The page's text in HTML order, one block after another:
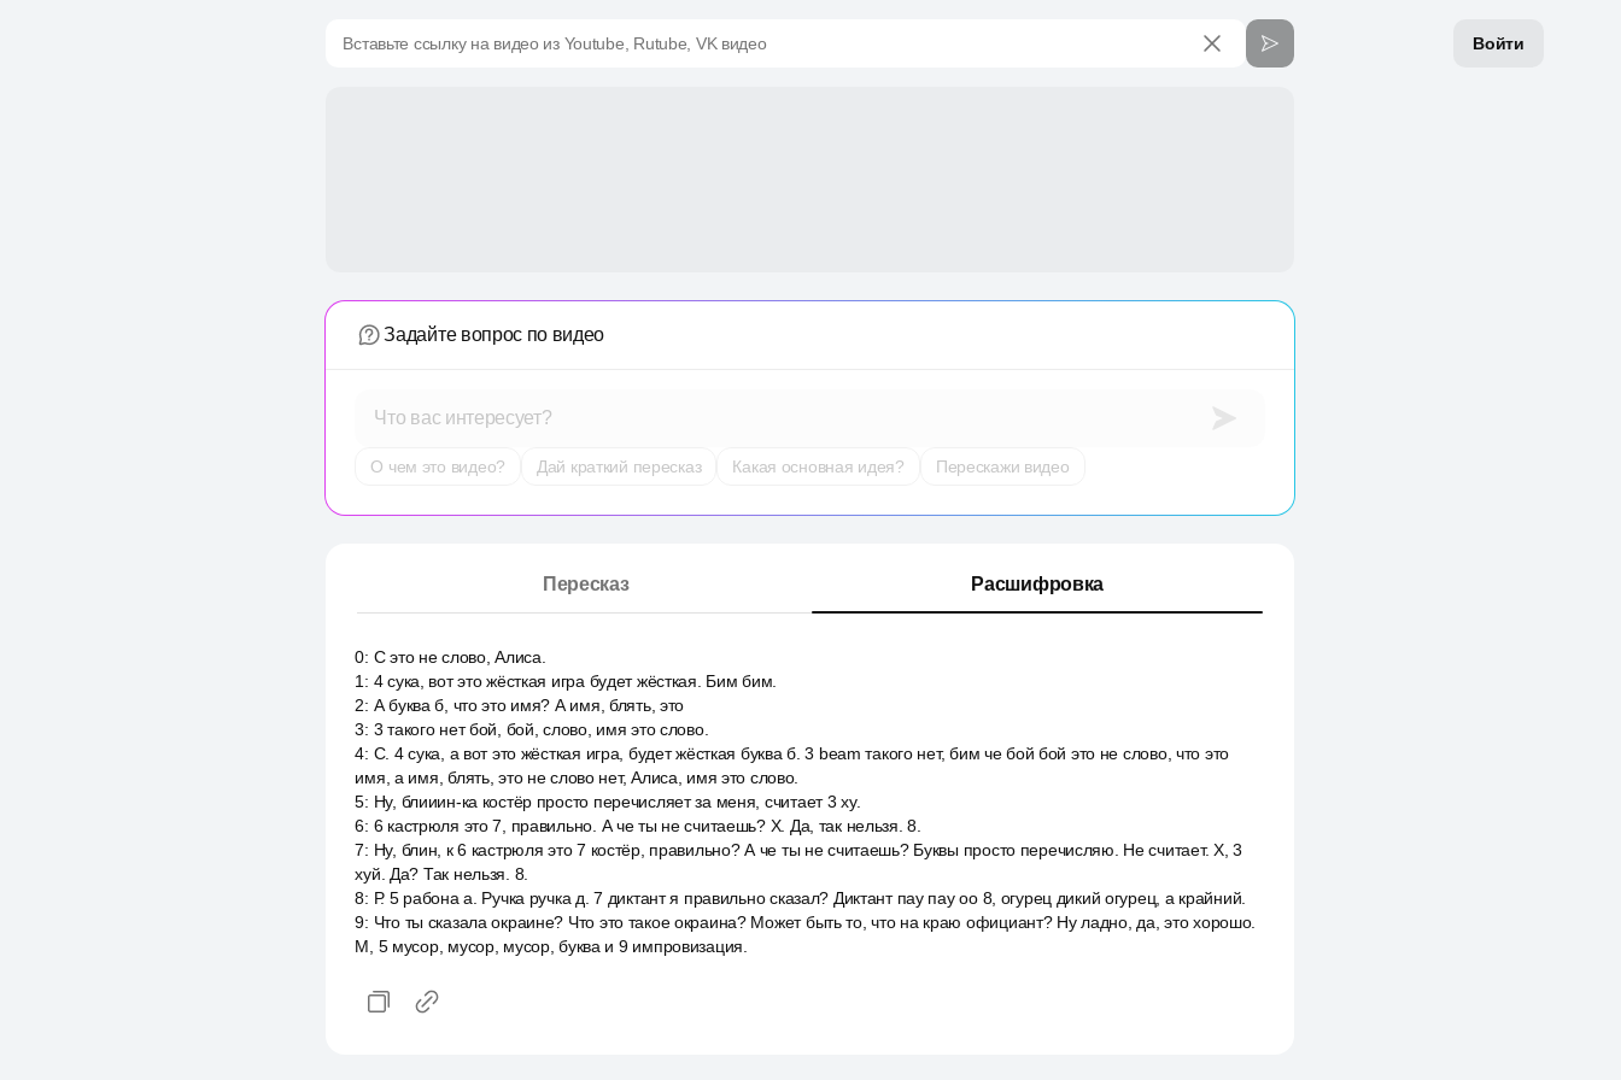
Войти
Вставьте ссылку на видео из Youtube, Rutube, VK видео
Задайте вопрос по видео
Что вас интересует?
О чем это видео? Дай краткий пересказ Какая основная идея? Перескажи видео
Пересказ Расшифровка
0: С это не слово, Алиса.
1 : 4 сука, вот это жёсткая игра будет жёсткая. Бим бим.
2: А буква б, что это имя? А имя, блять, это
3: 3 такого нет бой, бой, слово, имя это слово.
4: С. 4 сука, а вот это жёсткая игра, будет жёсткая буква б. 3 beam такого нет, бим че бой бой это не слово, что это
имя, а имя, блять, это не слово нет, Алиса, имя это слово.
5: Ну, блииин-ка костёр просто перечисляет за меня, считает 3 ху.
6: 6 кастрюля это 7, правильно. А че ты не считаешь? Х. Да, так нельзя. 8.
7: Ну, блин, к 6 кастрюля это 7 костёр, правильно? А че ты не считаешь? Буквы просто перечисляю. Не считает. Х, 3
хуй. Да? Так нельзя. 8.
8: Р. 5 рабона а. Ручка ручка д. 7 диктант я правильно сказал? Диктант пау пау оо 8, огурец дикий огурец, а крайний.
9: Что ты сказала окраине? Что это такое окраина? Может быть то, что на краю официант? Ну ладно, да, это хорошо.
М, 5 мусор, мусор, мусор, буква и 9 импровизация.